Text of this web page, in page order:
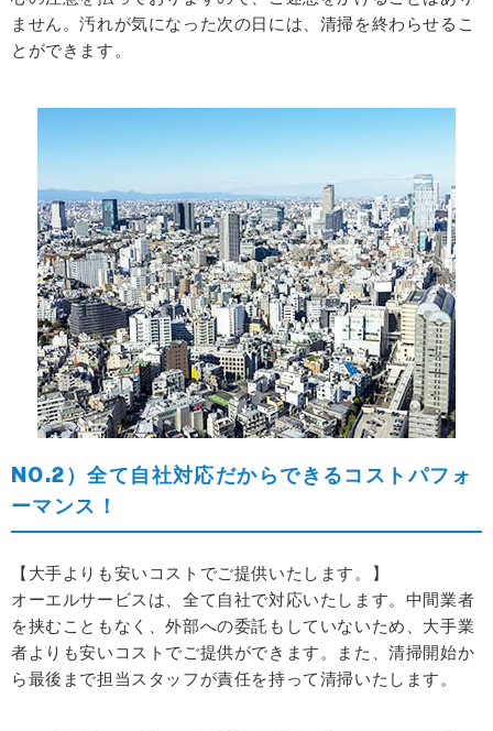
ません。汚れが気になった次の日には、清掃を終わらせるこ
とができます。
NO.2）全て自社対応だからできるコストパフォ
ーマンス！
【大手よりも安いコストでご提供いたします。】
オーエルサービスは、全て自社で対応いたします。中間業者
を挟むこともなく、外部への委託もしていないため、大手業
者よりも安いコストでご提供ができます。
また、清掃開始か
ら最後まで担当スタッフが責任を持って清掃いたします。